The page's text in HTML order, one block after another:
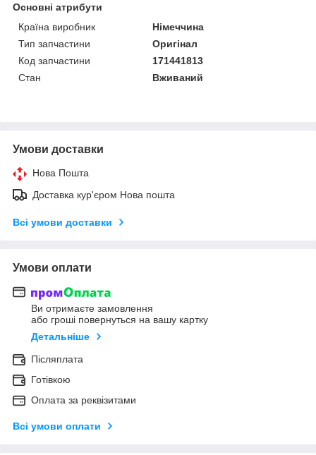
Основні атрибути
Країна виробник
Німеччина
Тип запчастини
Оригінал
Код запчастини
171441813
Стан
Вживаний
Умови доставки
Нова Пошта
Доставка кур'єром Нова пошта
Всі умови доставки
Умови оплати
Ви отримаєте замовлення
або гроші повернуться на вашу картку
Детальніше
Післяплата
Готівкою
Оплата за реквізитами
Всі умови оплати